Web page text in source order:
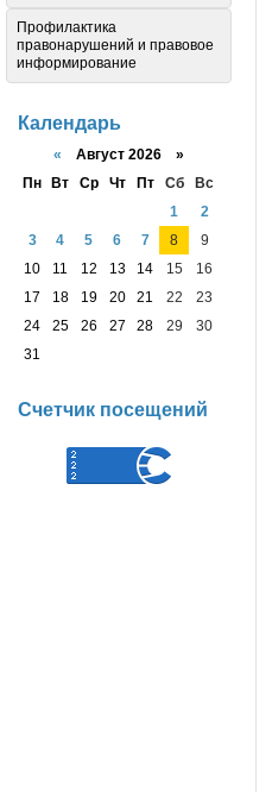
Профилактика
правонарушений и правовое
информирование
Календарь
« Август 2026 »
Пн
Вт Ср Чт Пт Сб
Вс
1
2
3
4 5 6 7 8
9
10
11 12 13 14 15
16
17
18 19 20 21 22
23
24
25 26 27 28 29
30
31
Счетчик посещений